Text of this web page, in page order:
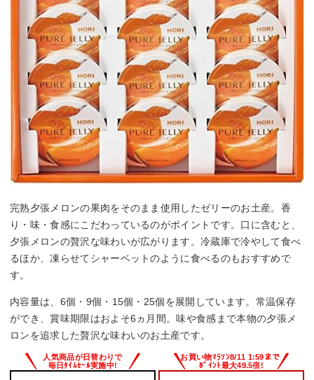
完熟夕張メロンの果肉をそのまま使用したゼリーのお土産。香
り・味・食感にこだわっているのがポイントです。口に含むと、
夕張メロンの贅沢な味わいが広がります。冷蔵庫で冷やして食べ
るほか、凍らせてシャーベットのように食べるのもおすすめで
す。
内容量は、6個・9個・15個・25個を展開しています。常温保存
ができ、賞味期限はおよそ6ヵ月間。味や食感まで本物の夕張メ
ロンを追求した贅沢な味わいのお土産です。